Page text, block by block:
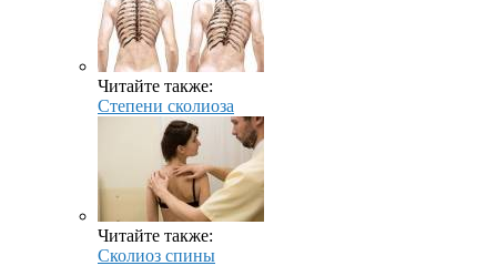
Читайте также:
Степени сколиоза
Читайте также:
Сколиоз спины